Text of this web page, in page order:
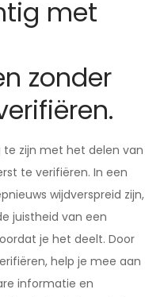
met
zonder
te zijn met het delen van
te verifiëren. In een
wijdverspreid zijn,
juistheid van een
je het deelt. Door
help je mee aan
informatie en